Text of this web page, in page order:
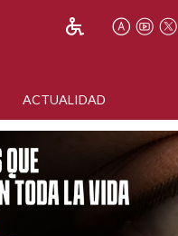
ACTUALIDAD